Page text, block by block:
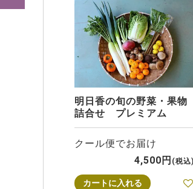
明日香の旬の野菜・果物
詰合せ プレミアム
クール便でお届け
4,500
税込
カートに入れる